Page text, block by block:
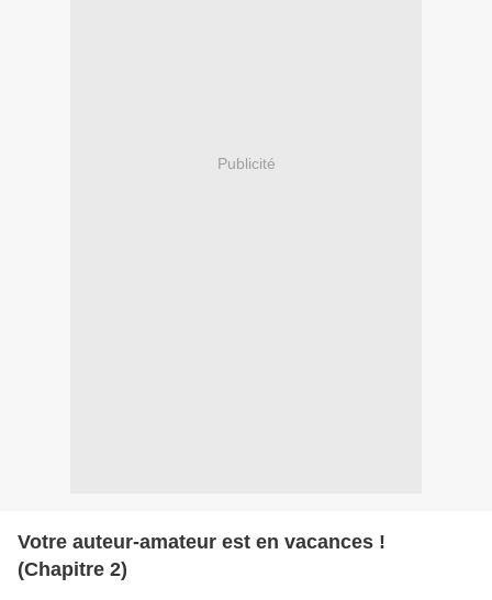
Publicité
Votre auteur-amateur est en vacances !
(Chapitre 2)